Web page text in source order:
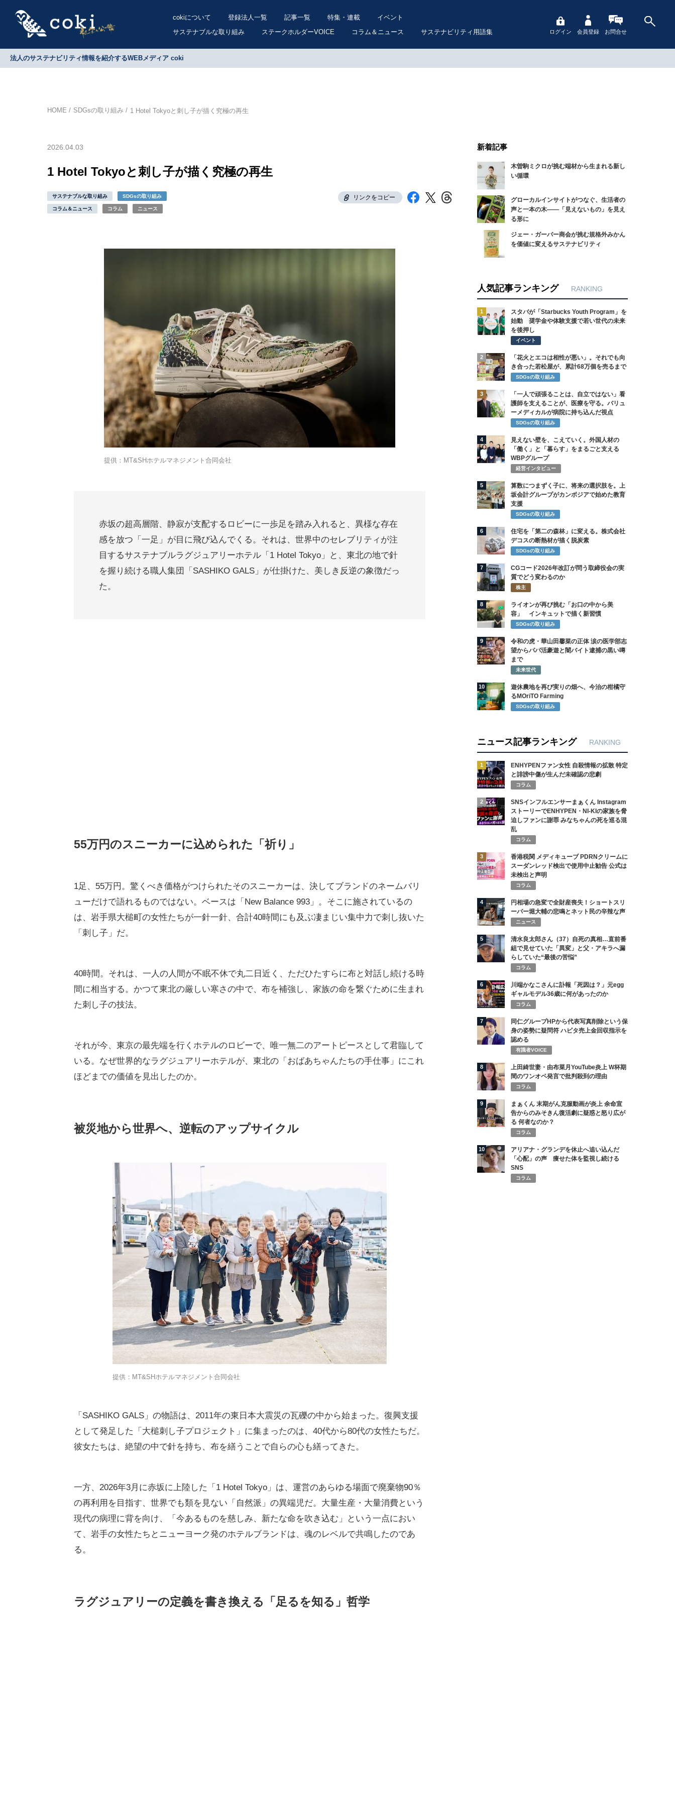
cokiについて 登録法人一覧 記事一覧 特集・連載
イベント
サステナブルな取り組み
ステークホルダーVOICE コラム＆ニュース サステナビリティ用語集 ログイン 会員登録 お問合せ
法人のサステナビリティ情報を紹介するWEBメディア coki
HOME SDGsの取り組み 1 Hotel Tokyoと刺し子が描く究極の再生
2026.04.03
1 Hotel Tokyoと刺し子が描く究極の再生
サステナブルな取り組み SDGsの取り組み
コラム＆ニュース コラム ニュース
リンクをコピー
提供：MT&SHホテルマネジメント合同会社
赤坂の超高層階、静寂が支配するロビーに一歩足を踏み入れると、異様な存在
感を放つ「一足」が目に飛び込んでくる。それは、世界中のセレブリティが注
目するサステナブルラグジュアリーホテル「1 Hotel Tokyo」と、東北の地で針
を握り続ける職人集団「SASHIKO GALS」が仕掛けた、美しき反逆の象徴だっ
た。
55万円のスニーカーに込められた「祈り」
1足、55万円。驚くべき価格がつけられたそのスニーカーは、決してブランドのネームバリ
ューだけで語れるものではない。ベースは「New Balance 993」。そこに施されているの
は、岩手県大槌町の女性たちが一針一針、合計40時間にも及ぶ凄まじい集中力で刺し抜いた
「刺し子」だ。
40時間。それは、一人の人間が不眠不休で丸二日近く、ただひたすらに布と対話し続ける時
間に相当する。かつて東北の厳しい寒さの中で、布を補強し、家族の命を繋ぐために生まれ
た刺し子の技法。
それが今、東京の最先端を行くホテルのロビーで、唯一無二のアートピースとして君臨して
いる。なぜ世界的なラグジュアリーホテルが、東北の「おばあちゃんたちの手仕事」にこれ
ほどまでの価値を見出したのか。
被災地から世界へ、逆転のアップサイクル
提供：MT&SHホテルマネジメント合同会社
「SASHIKO GALS」の物語は、2011年の東日本大震災の瓦礫の中から始まった。復興支援
として発足した「大槌刺し子プロジェクト」に集まったのは、40代から80代の女性たちだ。
彼女たちは、絶望の中で針を持ち、布を繕うことで自らの心も繕ってきた。
一方、2026年3月に赤坂に上陸した「1 Hotel Tokyo」は、運営のあらゆる場面で廃棄物90％
の再利用を目指す、世界でも類を見ない「自然派」の異端児だ。大量生産・大量消費という
現代の病理に背を向け、「今あるものを慈しみ、新たな命を吹き込む」という一点におい
て、岩手の女性たちとニューヨーク発のホテルブランドは、魂のレベルで共鳴したのであ
る。
ラグジュアリーの定義を書き換える「足るを知る」哲学
新着記事
木曽駒ミクロが挑む端材から生まれる新し
い循環
グローカルインサイトがつなぐ、生活者の
声と一本の木――「見えないもの」を見え
る形に
ジェー・ガーバー商会が挑む規格外みかん
を価値に変えるサステナビリティ
人気記事ランキング RANKING
1
スタバが「Starbucks Youth Program」を
始動 奨学金や体験支援で若い世代の未来
を後押し
イベント
2
「花火とエコは相性が悪い」。それでも向
き合った若松屋が、累計68万個を売るまで
SDGsの取り組み
3
「一人で頑張ることは、自立ではない」看
護師を支えることが、医療を守る。バリュ
ーメディカルが病院に持ち込んだ視点
SDGsの取り組み
4
見えない壁を、こえていく。外国人材の
「働く」と「暮らす」をまるごと支える
WBPグループ
経営インタビュー
5
算数につまずく子に、将来の選択肢を。上
坂会計グループがカンボジアで始めた教育
支援
SDGsの取り組み
6
住宅を「第二の森林」に変える。株式会社
デコスの断熱材が描く脱炭素
SDGsの取り組み
7
CGコード2026年改訂が問う取締役会の実
質でどう変わるのか
株主
8
ライオンが再び挑む「お口の中から美
容」 インキュットで描く新習慣
SDGsの取り組み
9
令和の虎・華山田馨菜の正体 涙の医学部志
望からパパ活豪遊と闇バイト逮捕の黒い噂
まで
未来世代
10
遊休農地を再び実りの畑へ、今治の柑橘守
るMOriTO Farming
SDGsの取り組み
ニュース記事ランキング RANKING
1
ENHYPENファン女性 自殺情報の拡散 特定
と誹謗中傷が生んだ未確認の悲劇
コラム
2
SNSインフルエンサーまぁくん Instagram
ストーリーでENHYPEN・NI-KIの家族を脅
迫しファンに謝罪 みなちゃんの死を巡る混
乱
コラム
3
香港税関 メディキューブ PDRNクリームに
スーダンレッド検出で使用中止勧告 公式は
未検出と声明
コラム
4
円相場の急変で全財産喪失！ショートスリ
ーパー堀大輔の悲鳴とネット民の辛辣な声
ニュース
5
清水良太郎さん（37）自死の真相…直前番
組で見せていた「異変」と父・アキラへ漏
らしていた“最後の苦悩”
コラム
6
川端かなこさんに訃報「死因は？」元egg
ギャルモデル36歳に何があったのか
コラム
7
同仁グループHPから代表写真削除という保
身の姿勢に疑問符 ハビタ売上金回収指示を
認める
有識者VOICE
8
上田綺世妻・由布菜月YouTube炎上 W杯期
間のワンオペ発言で批判殺到の理由
コラム
9
まぁくん 末期がん克服動画が炎上 余命宣
告からのみそきん復活劇に疑惑と怒り広が
る 何者なのか？
コラム
10
アリアナ・グランデを休止へ追い込んだ
「心配」の声 痩せた体を監視し続ける
SNS
コラム